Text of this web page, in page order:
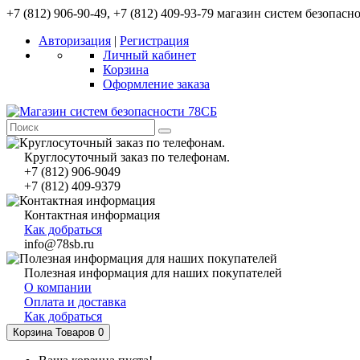
+7 (812) 906-90-49, +7 (812) 409-93-79 магазин систем
Авторизация | Регистрация
Личный кабинет
Корзина
Оформление заказа
Круглосуточный заказ по телефонам.
+7 (812) 906-9049
+7 (812) 409-9379
Контактная информация
Как добраться
info@78sb.ru
Полезная информация для наших покупателей
О компании
Оплата и доставка
Как добраться
Корзина Товаров 0